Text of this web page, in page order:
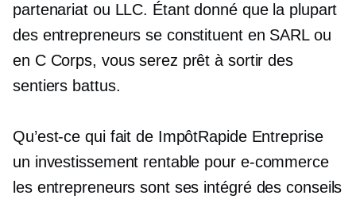
partenariat ou LLC. Étant donné que la plupart
des entrepreneurs se constituent en SARL ou
en C Corps, vous serez prêt à sortir des
sentiers battus.
Qu’est-ce qui fait de ImpôtRapide Entreprise
un investissement rentable pour e-commerce
les entrepreneurs sont ses intégrédes conseils